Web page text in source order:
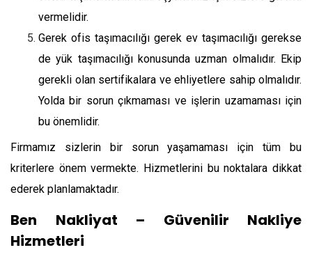
vermelidir.
Gerek ofis taşımacılığı gerek ev taşımacılığı gerekse
de yük taşımacılığı konusunda uzman olmalıdır. Ekip
gerekli olan sertifikalara ve ehliyetlere sahip olmalıdır.
Yolda bir sorun çıkmaması ve işlerin uzamaması için
bu önemlidir.
Firmamız sizlerin bir sorun yaşamaması için tüm bu
kriterlere önem vermekte. Hizmetlerini bu noktalara dikkat
ederek planlamaktadır.
Ben Nakliyat – Güvenilir Nakliye
Hizmetleri